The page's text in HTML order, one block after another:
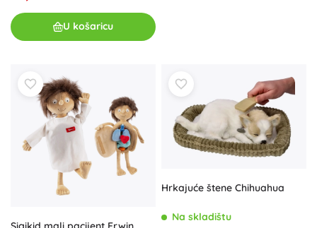
U košaricu
Hrkajuće štene Chihuahua
Na skladištu